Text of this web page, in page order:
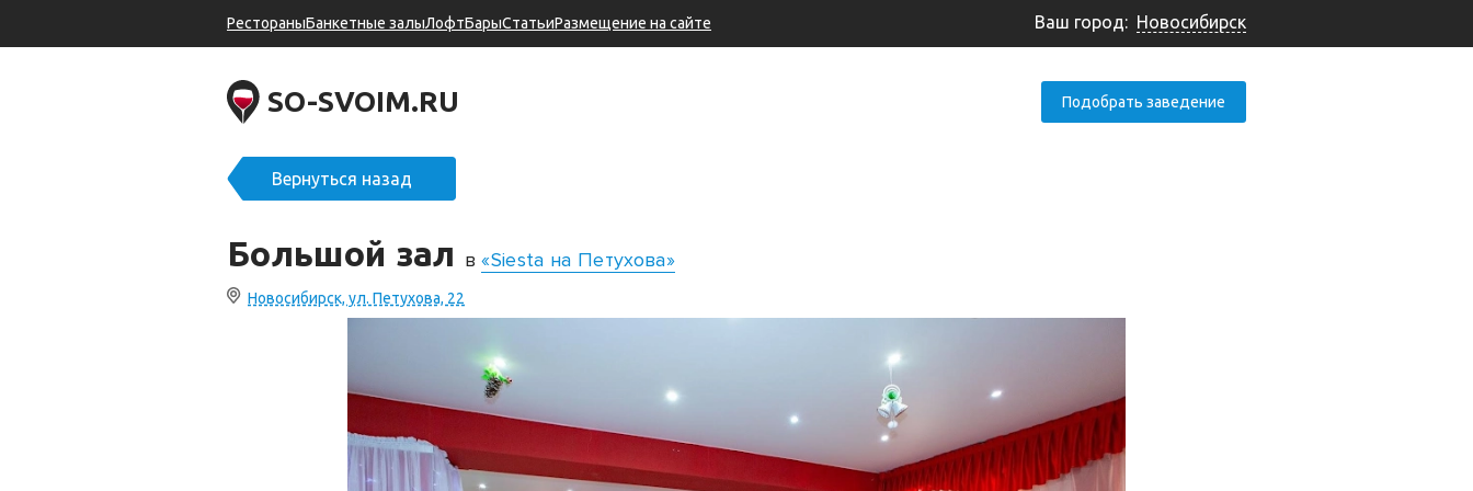
РестораныБанкетные залыЛофтБарыСтатьиРазмещение на сайте Ваш город: Новосибирск
SO-SVOIM.RU Подобрать заведение
Вернуться назад
Большой зал в«Siesta на Петухова»
Новосибирск, ул. Петухова, 22